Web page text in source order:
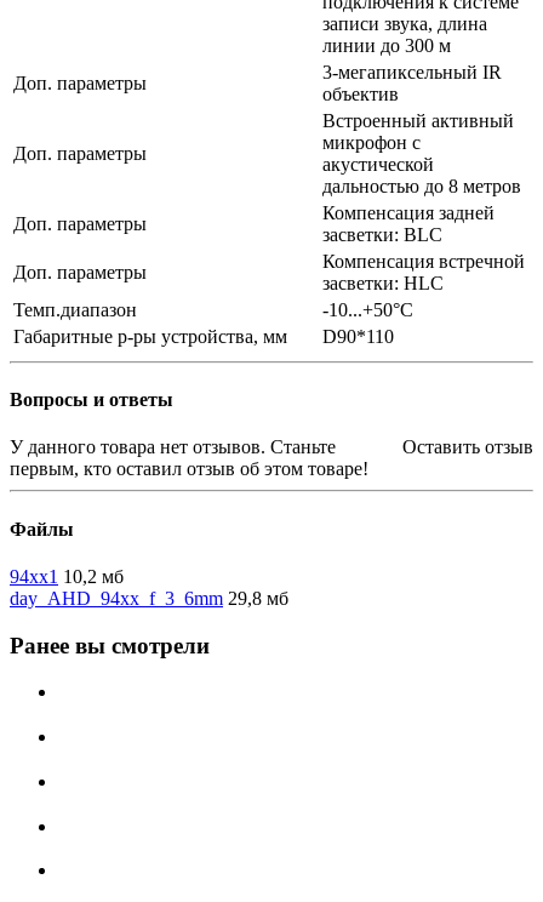
записи звука, длина
линии до 300 м
Доп. параметры
3-мегапиксельный IR
объектив
Доп. параметры
Встроенный активный
микрофон с
акустической
дальностью до 8 метров
Доп. параметры
Компенсация задней
засветки: BLC
Доп. параметры
Компенсация встречной
засветки: HLC
Темп.диапазон
-10...+50°С
Габаритные р-ры устройства, мм
D90*110
Вопросы и ответы
Оставить отзыв
У данного товара нет отзывов. Станьте
первым, кто оставил отзыв об этом товаре!
Файлы
94xx1 10,2 мб
day_AHD_94xx_f_3_6mm 29,8 мб
Ранее вы смотрели